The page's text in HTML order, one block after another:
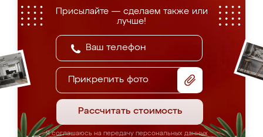
Присылайте — сделаем также или
лучше!
Прикрепить фото
Рассчитать стоимость
Я соглашаюсь на передачу персональных данных